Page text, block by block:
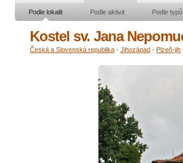
Podle lokalit Podle aktivit Podle typů
Kostel sv. Jana
Česká a Slovenská republika - Jihozápad - Plzeň-jih